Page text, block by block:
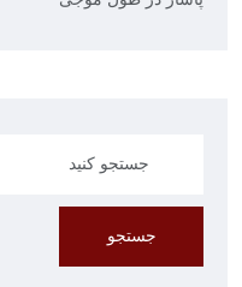
جستجو